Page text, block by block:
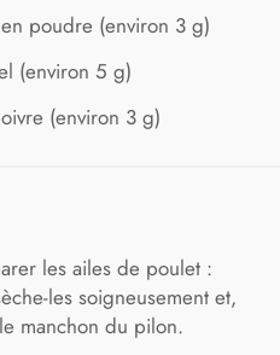
poudre (environ 3 g)
(environ 5 g)
(environ 3 g)
les ailes de poulet :
les soigneusement et,
manchon du pilon.